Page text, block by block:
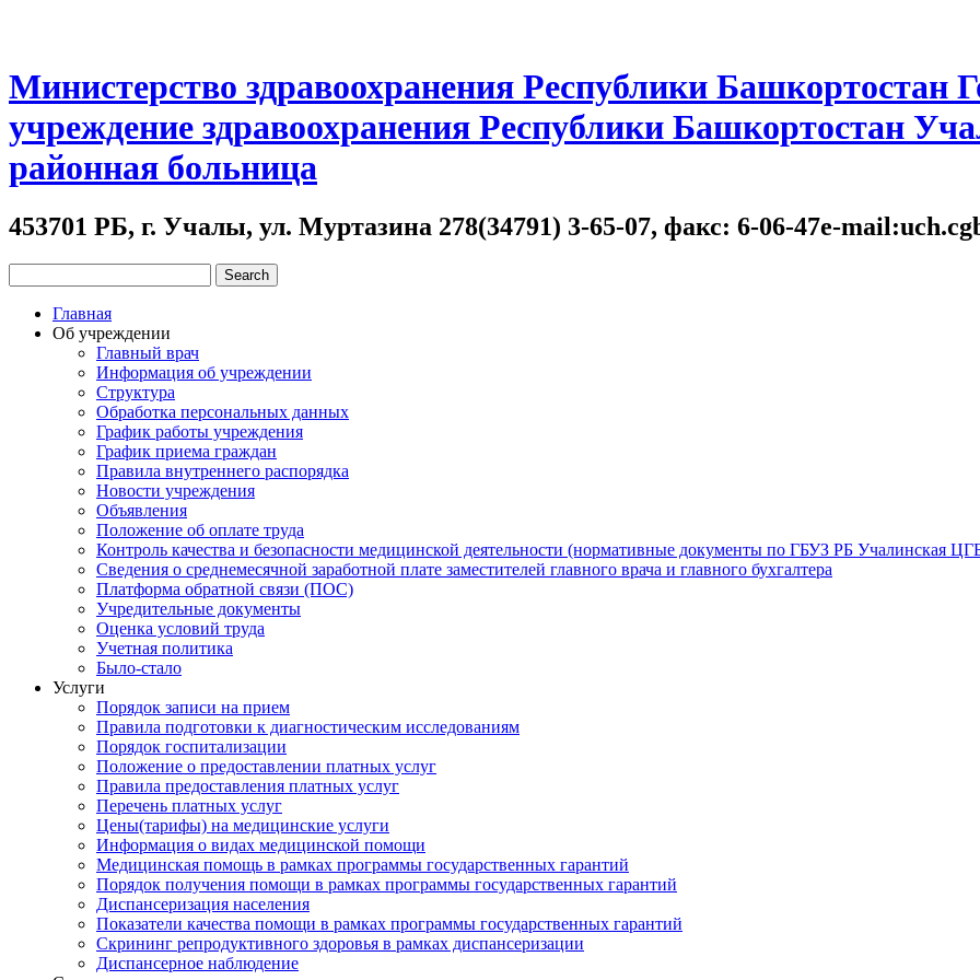
Министерство здравоохранения Республики Башкортостан
учреждение здравоохранения Республики Башкортостан
районная больница
453701 РБ, г. Учалы, ул. Муртазина 278(34791) 3-65-07, факс: 6-06-47e-
Главная
Об учреждении
Главный врач
Информация об учреждении
Структура
Обработка персональных данных
График работы учреждения
График приема граждан
Правила внутреннего распорядка
Новости учреждения
Объявления
Положение об оплате труда
Контроль качества и безопасности медицинской деятельности (нормативные документы по ГБУЗ РБ Учалинская
Сведения о среднемесячной заработной плате заместителей главного врача и главного бухгалтера
Платформа обратной связи (ПОС)
Учредительные документы
Оценка условий труда
Учетная политика
Было-стало
Услуги
Порядок записи на прием
Правила подготовки к диагностическим исследованиям
Порядок госпитализации
Положение о предоставлении платных услуг
Правила предоставления платных услуг
Перечень платных услуг
Цены(тарифы) на медицинские услуги
Информация о видах медицинской помощи
Медицинская помощь в рамках программы государственных гарантий
Порядок получения помощи в рамках программы государственных гарантий
Диспансеризация населения
Показатели качества помощи в рамках программы государственных гарантий
Скрининг репродуктивного здоровья в рамках диспансеризации
Диспансерное наблюдение